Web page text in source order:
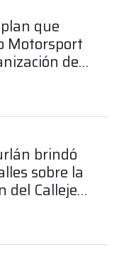
que
Motorsport
del
brindó
sobre la
del Callejero